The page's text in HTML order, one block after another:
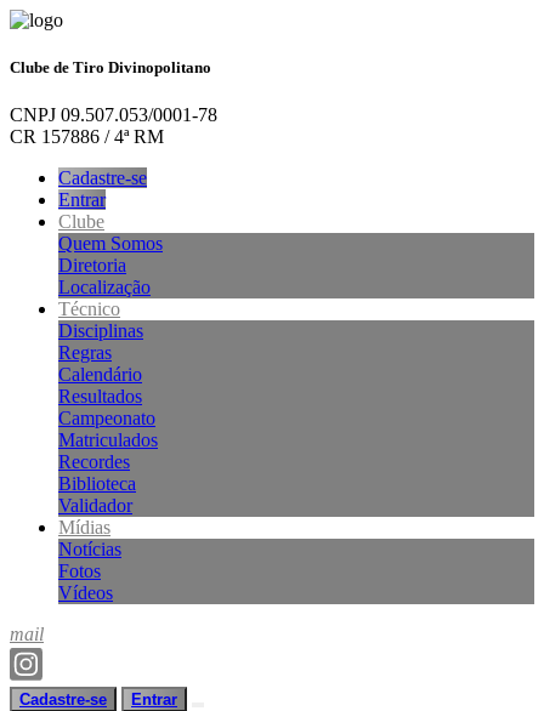
Clube de Tiro Divinopolitano
CNPJ 09.507.053/0001-78
CR 157886 / 4ª RM
Cadastre-se
Entrar
Clube
Quem Somos
Diretoria
Localização
Técnico
Disciplinas
Regras
Calendário
Resultados
Campeonato
Matriculados
Recordes
Biblioteca
Validador
Mídias
Notícias
Fotos
Vídeos
mail
Cadastre-se Entrar